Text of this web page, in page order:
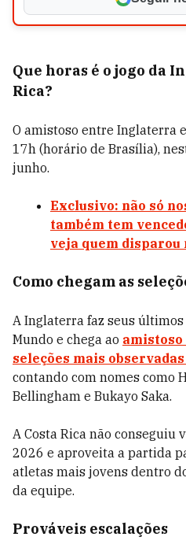
Que horas é o jogo da
Rica?
O amistoso entre Inglaterra
17h (horário de Brasília),
junho.
Exclusivo: não só
também tem
veja quem disparou
Como chegam as
A Inglaterra faz seus
Mundo e chega ao amistoso
seleções mais
contando com nomes como
Bellingham e Bukayo Saka.
A Costa Rica não conseguiu
2026 e aproveita a partida
atletas mais jovens dentro
da equipe.
Prováveis escalações